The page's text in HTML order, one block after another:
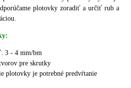
plotovky zoradiť a určiť rub a
3 - 4 mm/bm
pre skrutky
plotovky je potrebné predvŕtanie